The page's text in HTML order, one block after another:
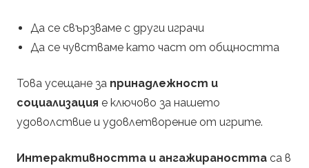
Да се свързваме с други играчи
Да се чувстваме като част от общността
Това усещане за принадлежност и
социализация е ключово за нашето
удоволствие и удовлетворение от игрите.
Интерактивността и ангажираността са в